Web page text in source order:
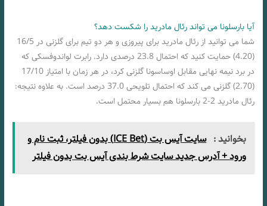
آیا بارسلونا می تواند رئال مادرید را شکست دهد؟
شما می توانید از رئال مادرید برای پیروزی و هر دو تیم برای گلزنی در 16/5
(4.20) حمایت کنید که احتمال 23.8 درصدی دارد. رابرت لواندوفسکی که
در برد نیمه نهایی مقابل اوساسونا گلزنی کرد، در هر زمان با امتیاز 17/10
(2.70) گلزنی می کند که احتمال تلویحی 37.0 درصد است. به علاوه نتیجه:
رئال مادرید 2-2 بارسلونا هم بسیار محتمل است.
بخوانید :
سایت آیس بت (ICE Bet) بدون فیلتر، ثبت نام و
ورود + آدرس جدید سایت شرط بندی آیس بت بدون فیلتر